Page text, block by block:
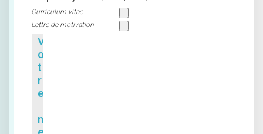
Curriculum vitae
Lettre de motivation